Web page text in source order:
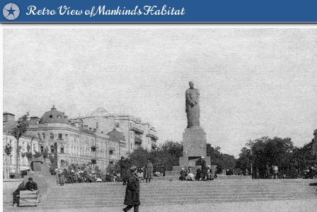
Retro View of Mankind's Habitat